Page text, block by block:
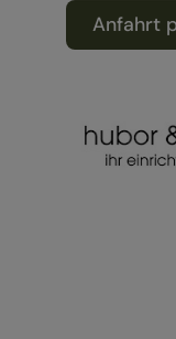
Anfahrt